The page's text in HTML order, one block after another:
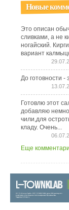
Новые
Это описан
сливками, а не
ногайский.
вариант
До готовности -
Готовлю этот
добавляю
чили,для
кладу. Очень...
Еще